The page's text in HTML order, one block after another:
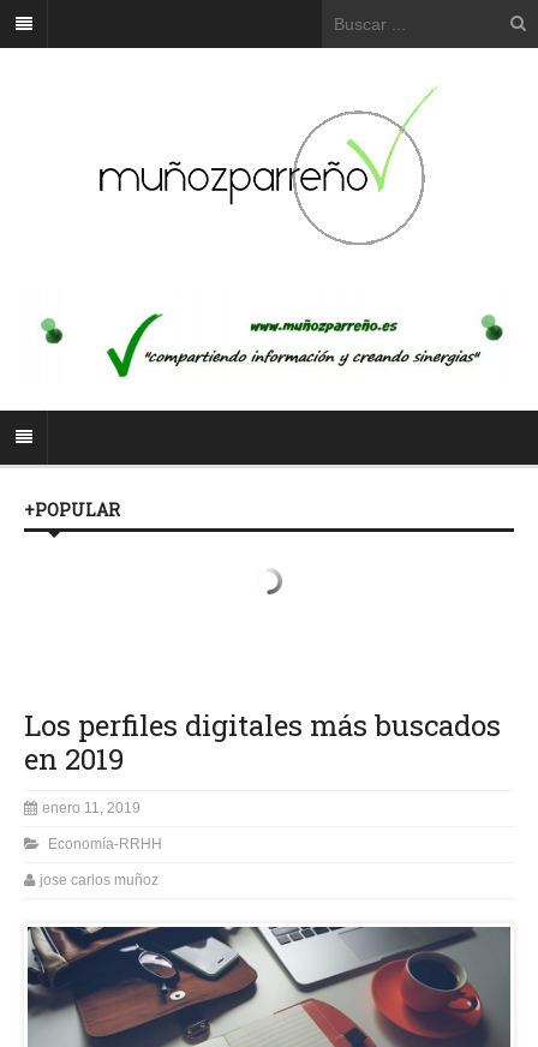
+POPULAR
Los perfiles digitales más buscados
en 2019
enero 11, 2019
Economía-RRHH
jose carlos muñoz